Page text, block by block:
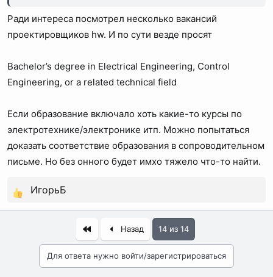
Ради интереса посмотрел несколько вакансий
проектировщиков hw. И по сути везде просят
Bachelor’s degree in Electrical Engineering, Control
Engineering, or a related technical field
Если образование включало хоть какие-то курсы по
электротехнике/электронике итп. Можно попытаться
доказать соответствие образования в сопроводительном
письме. Но без онного будет имхо тяжело что-то найти.
Р
е
ИгорьБ
ПервыйНазад 14 из 14
Для ответа нужно войти/зарегистрироваться